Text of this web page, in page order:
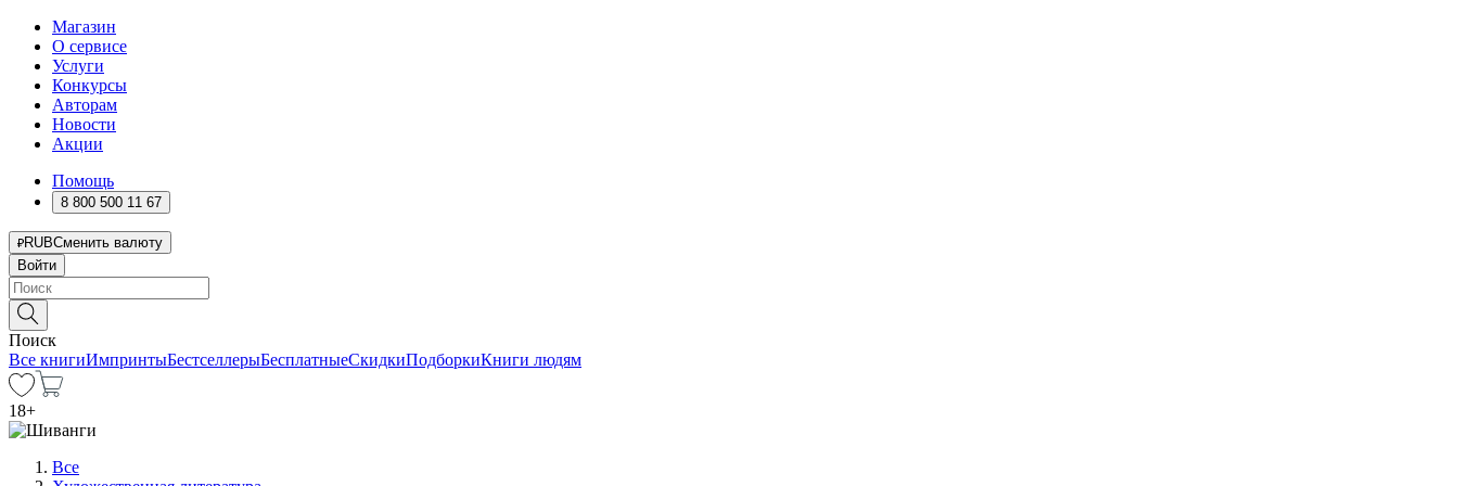
Магазин
О сервисе
Услуги
Конкурсы
Авторам
Новости
Акции
Помощь
8 800 500 11 67
RUBСменить валюту
Войти
Поиск
Все книгиИмпринтыБестселлерыБесплатныеСкидкиПодборкиКниги людям
18+
Все